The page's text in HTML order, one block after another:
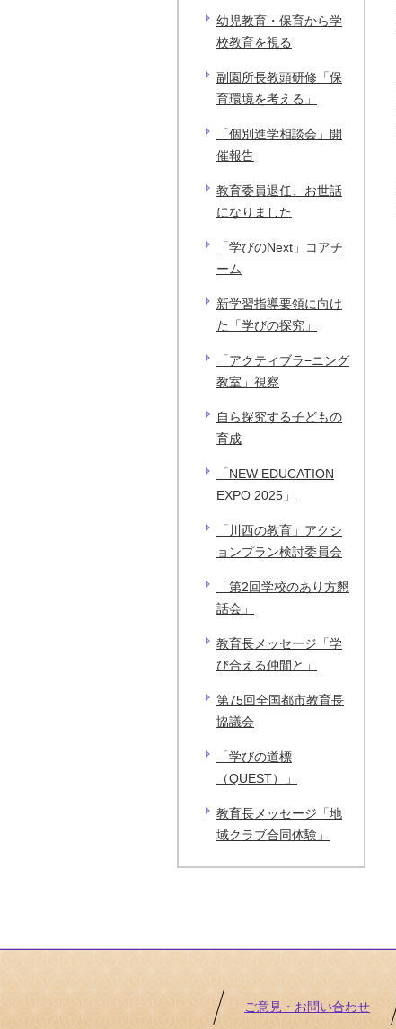
幼児教育・保育から学
校教育を視る
副園所長教頭研修「保
育環境を考える」
「個別進学相談会」開
催報告
教育委員退任、お世話
になりました
「学びのNext」コアチ
ーム
新学習指導要領に向け
た「学びの探究」
「アクティブラ−ニング
教室」視察
自ら探究する子どもの
育成
「NEW EDUCATION
EXPO 2025」
「川西の教育」アクシ
ョンプラン検討委員会
「第2回学校のあり方懇
話会」
教育長メッセージ「学
び合える仲間と」
第75回全国都市教育長
協議会
「学びの道標
（QUEST）」
教育長メッセージ「地
域クラブ合同体験」
ご意見・お問い合わせ